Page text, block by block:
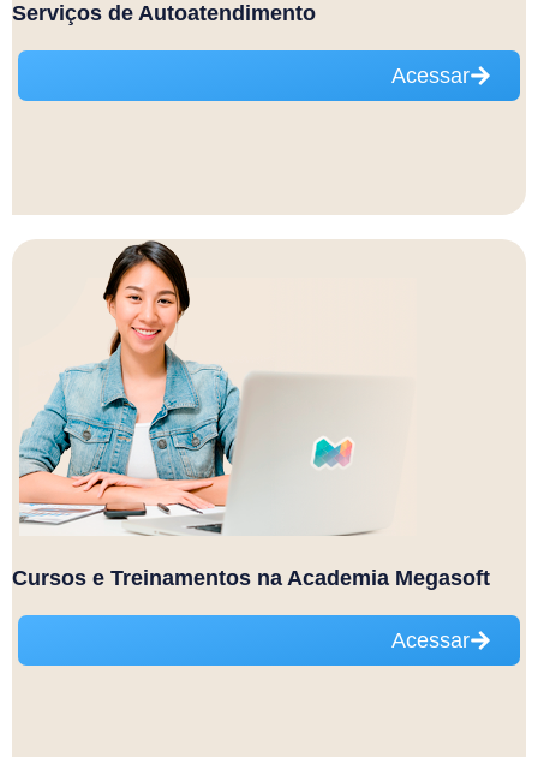
Serviços de Autoatendimento
Acessar
Cursos e Treinamentos na Academia Megasoft
Acessar